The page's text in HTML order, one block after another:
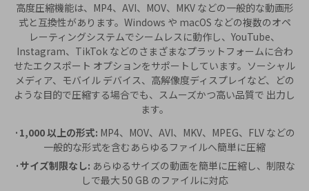
高度圧縮機能は、MP4、AVI、MOV、MKV などの一般的な動画形
式と互換性があります。Windows や macOS などの複数のオペ
レーティングシステムでシームレスに動作し、YouTube、
Instagram、TikTok などのさまざまなプラットフォームに合わ
せたエクスポート オプションをサポートしています。ソーシャル
メディア、モバイル デバイス、高解像度ディスプレイなど、どの
ような目的で圧縮する場合でも、スムーズかつ高い品質で 出力し
ます。
·1,000 以上の形式: MP4、MOV、AVI、MKV、MPEG、FLV などの
一般的な形式を含むあらゆるファイルへ簡単に圧縮
·サイズ制限なし: あらゆるサイズの動画を簡単に圧縮し、制限な
しで最大 50 GB のファイルに対応